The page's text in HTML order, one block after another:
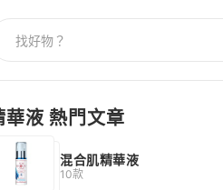
華液 熱門文章
混合肌精華液
10款